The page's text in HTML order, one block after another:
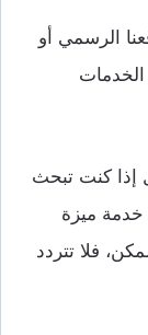
الرسمي أو
إذا كنت تبحث
ميزة
فلا تتردد